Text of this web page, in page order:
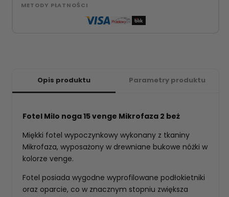
METODY PŁATNOŚCI
Opis produktu Parametry produktu
Fotel Milo noga 15 venge Mikrofaza 2 beż
Miękki fotel wypoczynkowy wykonany z tkaniny
Mikrofaza, wyposażony w drewniane bukowe nóżki w
kolorze venge.
Fotel posiada wygodne wyprofilowane podłokietniki
oraz oparcie, co w znacznym stopniu zwiększa